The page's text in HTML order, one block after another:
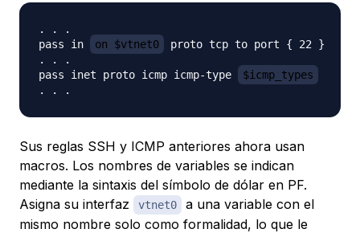
. . .
pass in
on $vtnet0
proto tcp to port { 22 }
. . .
pass inet proto icmp icmp-type
$icmp_types
Sus reglas SSH y ICMP anteriores ahora usan
macros. Los nombres de variables se indican
mediante la sintaxis del símbolo de dólar en PF.
Asigna su interfaz
vtnet0
a una variable con el
mismo nombre solo como formalidad, lo que le